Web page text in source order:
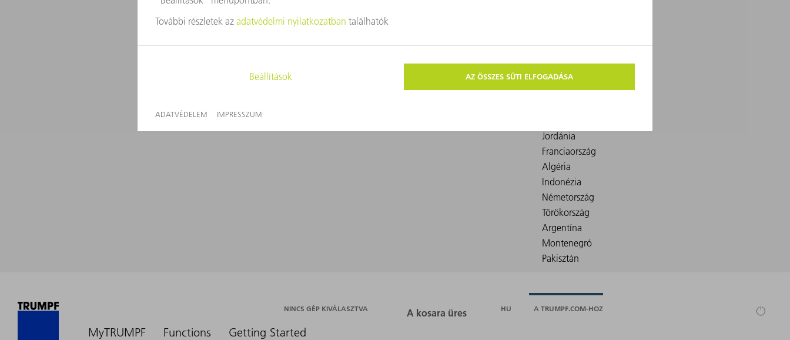
MyTRUMPF Functions Getting Started
NINCS GÉP KIVÁLASZTVA HU A TRUMPF.COM-HOZ